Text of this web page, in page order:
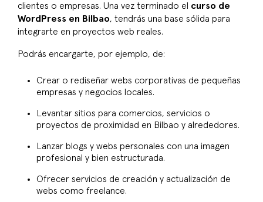
clientes o empresas. Una vez terminado el curso de
WordPress en Bilbao, tendrás una base sólida para
integrarte en proyectos web reales.
Podrás encargarte, por ejemplo, de:
Crear o rediseñar webs corporativas de pequeñas
empresas y negocios locales.
Levantar sitios para comercios, servicios o
proyectos de proximidad en Bilbao y alrededores.
Lanzar blogs y webs personales con una imagen
profesional y bien estructurada.
Ofrecer servicios de creación y actualización de
webs como freelance.